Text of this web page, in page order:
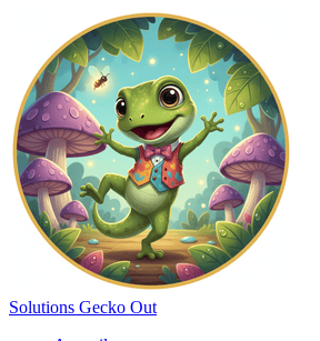
Solutions Gecko Out